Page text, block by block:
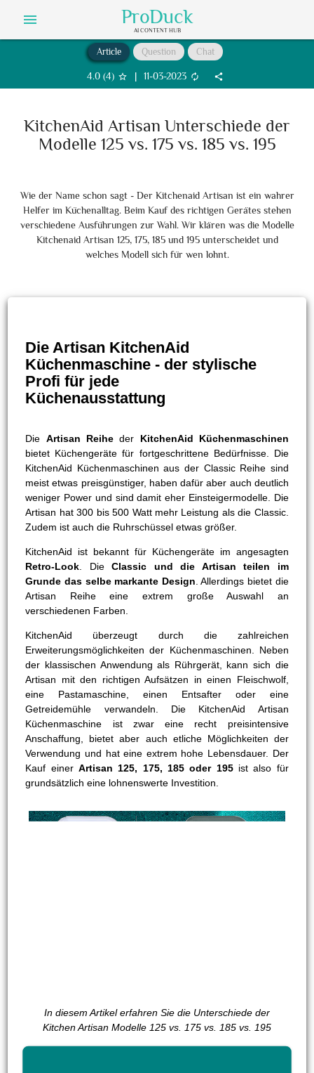
menu ProDuck
AI CONTENT HUB
Article Question Chat
4.0 (4) star_border | 11-03-2023 autorenew share
KitchenAid Artisan Unterschiede der
Modelle 125 vs. 175 vs. 185 vs. 195
Wie der Name schon sagt - Der Kitchenaid Artisan ist ein wahrer
Helfer im Küchenalltag. Beim Kauf des richtigen Gerätes stehen
verschiedene Ausführungen zur Wahl. Wir klären was die Modelle
Kitchenaid Artisan 125, 175, 185 und 195 unterscheidet und
welches Modell sich für wen lohnt.
Die Artisan KitchenAid
Küchenmaschine - der stylische
Profi für jede
Küchenausstattung
Die Artisan Reiheder KitchenAid Küchenmaschinen
bietet Küchengeräte für fortgeschrittene Bedürfnisse. Die
KitchenAid Küchenmaschinen aus der Classic Reihe sind
meist etwas preisgünstiger, haben dafür aber auch deutlich
weniger Power und sind damit eher Einsteigermodelle. Die
Artisan hat 300 bis 500 Watt mehr Leistung als die Classic.
Zudem ist auch die Ruhrschüssel etwas größer.
KitchenAid ist bekannt für Küchengeräte im angesagten
Retro-Look . DieClassic und die Artisan teilen im
Grunde das selbe markante Design . Allerdings bietet die
Artisan Reihe eine extrem große Auswahl an
verschiedenen Farben.
KitchenAid überzeugt durch die zahlreichen
Erweiterungsmöglichkeiten der Küchenmaschinen. Neben
der klassischen Anwendung als Rührgerät, kann sich die
Artisan mit den richtigen Aufsätzen in einen Fleischwolf,
eine Pastamaschine, einen Entsafter oder eine
Getreidemühle verwandeln. Die KitchenAid Artisan
Küchenmaschine ist zwar eine recht preisintensive
Anschaffung, bietet aber auch etliche Möglichkeiten der
Verwendung und hat eine extrem hohe Lebensdauer. Der
Kauf einer Artisan 125, 175, 185 oder 195ist also für
grundsätzlich eine lohnenswerte Investition.
In diesem Artikel erfahren Sie die Unterschiede der
Kitchen Artisan Modelle 125 vs. 175 vs. 185 vs. 195